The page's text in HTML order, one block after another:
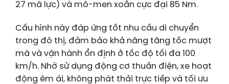
27 mã lực) và mô-men xoắn cực đại 85 Nm.
Cấu hình này đáp ứng tốt nhu cầu di chuyển
trong đô thị, đảm bảo khả năng tăng tốc mượt
mà và vận hành ổn định ở tốc độ tối đa 100
km/h. Nhờ sử dụng động cơ thuần điện, xe hoạt
động êm ái, không phát thải trực tiếp và tối ưu